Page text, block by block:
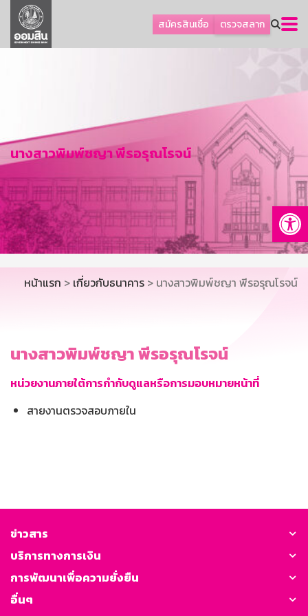
สมัครสินเชื่อ ตรวจสลาก
ลูกค้าธุรกิจ
ลูกค้าผู้ประกอบรายย่อย
การพัฒนาที่ยั่งยืน
ข่าวสาร
บริการทางการเงิน
อื่นๆ
ติดต่อเรา
บริการออนไลน์
TH
EN
นางสาวพิมพ์ชญา พีรอรุณโรจน์
หน้าแรก > เกี่ยวกับธนาคาร > นางสาวพิมพ์ชญา พีรอรุณโรจน์
นางสาวพิมพ์ชญา พีรอรุณโรจน์
หน่วยงานภายใต้การกำกับดูแลหรือการมอบหมายหน้าที่
สายงานตรวจสอบภายใน
ข่าวสาร
บริการทางการเงิน
การพัฒนาเพื่อความยั่งยืน
อื่นๆ